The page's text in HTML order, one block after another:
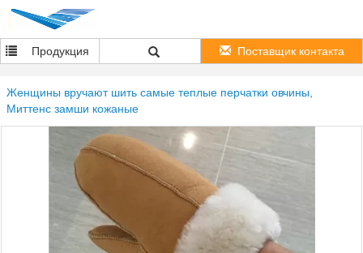
Продукция Поставщик контакта
Женщины вручают шить самые теплые перчатки овчины,
Миттенс замши кожаные